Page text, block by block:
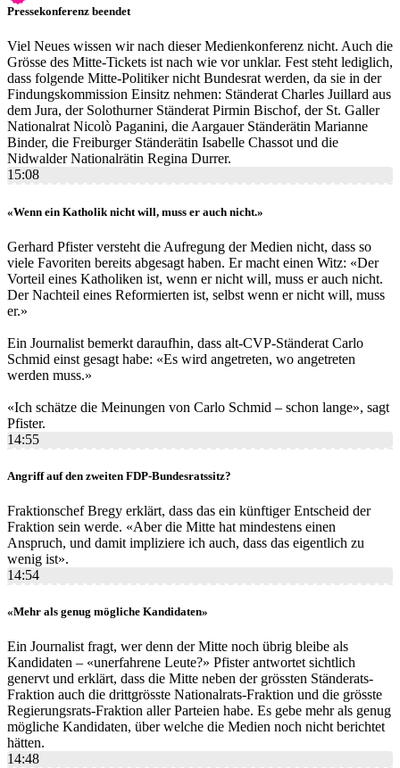
Pressekonferenz beendet
Viel Neues wissen wir nach dieser Medienkonferenz nicht. Auch die
Grösse des Mitte-Tickets ist nach wie vor unklar. Fest steht lediglich,
dass folgende Mitte-Politiker nicht Bundesrat werden, da sie in der
Findungskommission Einsitz nehmen: Ständerat Charles Juillard aus
dem Jura, der Solothurner Ständerat Pirmin Bischof, der St. Galler
Nationalrat Nicolò Paganini, die Aargauer Ständerätin Marianne
Binder, die Freiburger Ständerätin Isabelle Chassot und die
Nidwalder Nationalrätin Regina Durrer.
15:08
«Wenn ein Katholik nicht will, muss er auch nicht.»
Gerhard Pfister versteht die Aufregung der Medien nicht, dass so
viele Favoriten bereits abgesagt haben. Er macht einen Witz: «Der
Vorteil eines Katholiken ist, wenn er nicht will, muss er auch nicht.
Der Nachteil eines Reformierten ist, selbst wenn er nicht will, muss
er.»
Ein Journalist bemerkt daraufhin, dass alt-CVP-Ständerat Carlo
Schmid einst gesagt habe: «Es wird angetreten, wo angetreten
werden muss.»
«Ich schätze die Meinungen von Carlo Schmid – schon lange», sagt
Pfister.
14:55
Angriff auf den zweiten FDP-Bundesratssitz?
Fraktionschef Bregy erklärt, dass das ein künftiger Entscheid der
Fraktion sein werde. «Aber die Mitte hat mindestens einen
Anspruch, und damit impliziere ich auch, dass das eigentlich zu
wenig ist».
14:54
«Mehr als genug mögliche Kandidaten»
Ein Journalist fragt, wer denn der Mitte noch übrig bleibe als
Kandidaten – «unerfahrene Leute?» Pfister antwortet sichtlich
genervt und erklärt, dass die Mitte neben der grössten Ständerats-
Fraktion auch die drittgrösste Nationalrats-Fraktion und die grösste
Regierungsrats-Fraktion aller Parteien habe. Es gebe mehr als genug
mögliche Kandidaten, über welche die Medien noch nicht berichtet
hätten.
14:48